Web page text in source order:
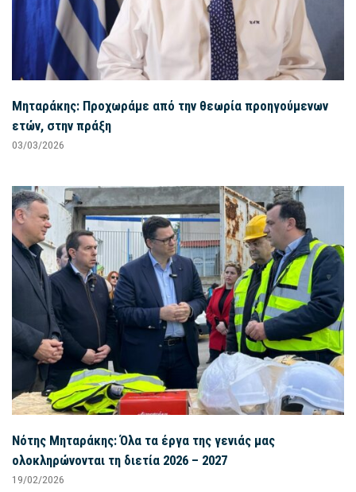
Μηταράκης: Προχωράμε από την θεωρία προηγούμενων
ετών, στην πράξη
03/03/2026
Νότης Μηταράκης: Όλα τα έργα της γενιάς μας
ολοκληρώνονται τη διετία 2026 – 2027
19/02/2026